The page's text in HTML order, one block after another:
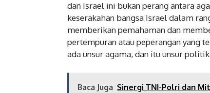
dan Israel ini bukan perang antara
keserakahan bangsa Israel dalam
memberikan pemahaman dan
pertempuran atau peperangan yang
ada unsur agama, dan itu unsur
Baca Juga Sinergi TNI-Polri dan